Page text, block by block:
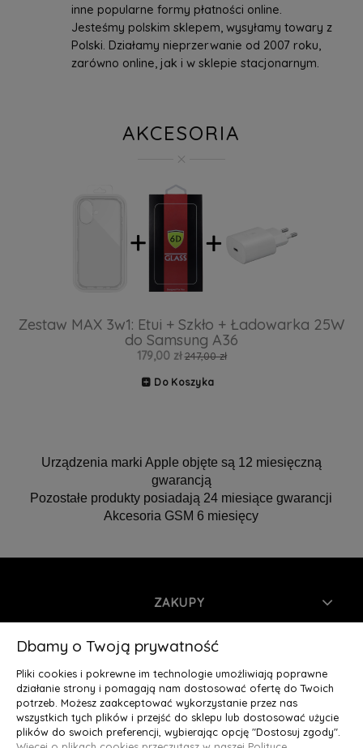
inne popularne formy płatności online.
Jesteśmy polskim sklepem, wysyłamy towary z
Polski. Działamy nieprzerwanie od 2007 roku,
zarówno online, jak i w sklepie stacjonarnym.
AKCESORIA
Zestaw MAX 3w1: Etui + Szkło + Ładowarka 25W
do Samsung A36
179,00 zł 247,00 zł
Do Koszyka
Urządzenia marki Apple objęte są 12 miesięczną
gwarancją
Pozostałe produkty posiadają 24 miesiące gwarancji
Akcesoria GSM 6 miesięcy
ZAKUPY
INFORMACJE
MOJE KONTO
O NAS
Dbamy o Twoją prywatność
Pliki cookies i pokrewne im technologie umożliwiają poprawne
działanie strony i pomagają nam dostosować ofertę do Twoich
potrzeb. Możesz zaakceptować wykorzystanie przez nas
wszystkich tych plików i przejść do sklepu lub dostosować użycie
plików do swoich preferencji, wybierając opcję "Dostosuj zgody".